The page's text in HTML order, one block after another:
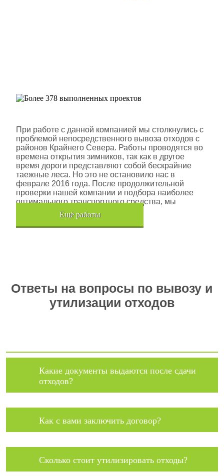
При работе с данной компанией мы столкнулись с
проблемой непосредственного вывоза отходов с
районов Крайнего Севера. Работы проводятся во
времена открытия зимников, так как в другое
время дороги представляют собой бескрайние
таежные леса. Но это не остановило нас в
феврале 2016 года. После продолжительной
проверки нашей компании и подбора наиболее
оптимального транспортного средства, мы
помогли данной компании.
Eщё работы
Ответы на вопросы по вывозу и
утилизации отходов
Какие документы выдаются после сдачи
отходов?
Как с вами заключить договор?
Сколько стоит утилизировать отходы?